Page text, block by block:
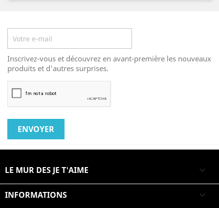
Inscrivez-vous et découvrez en avant-première les nouveaux
produits et d'autres surprises.
LE MUR DES JE T'AIME 
INFORMATIONS 